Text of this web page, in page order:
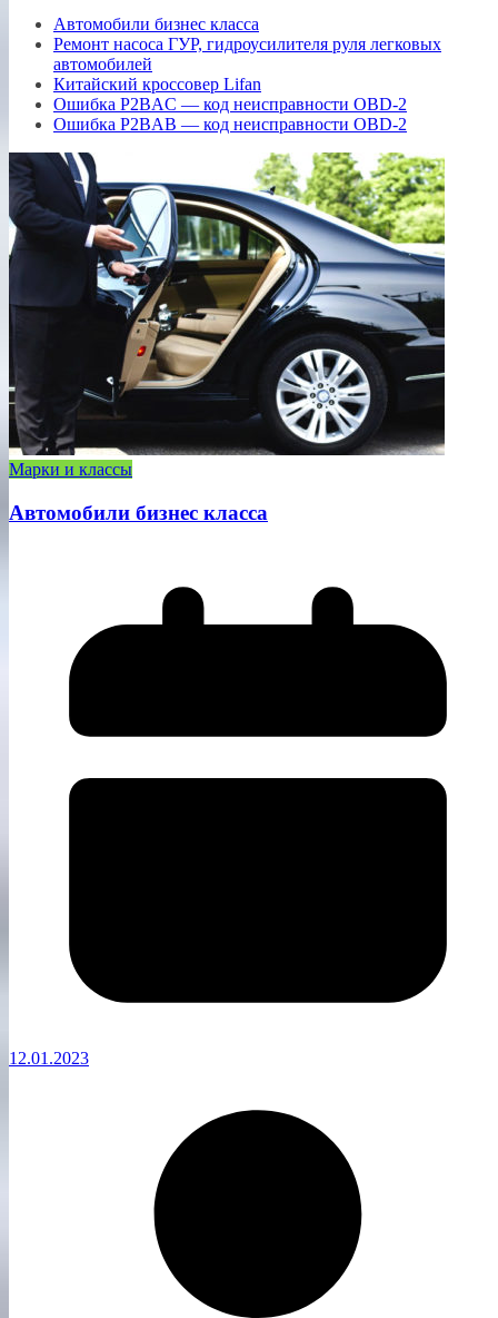
Автомобили бизнес класса
Ремонт насоса ГУР, гидроусилителя руля легковых
автомобилей
Китайский кроссовер Lifan
Ошибка P2BAC — код неисправности OBD-2
Ошибка P2BAB — код неисправности OBD-2
Марки и классы
Автомобили бизнес класса
12.01.2023